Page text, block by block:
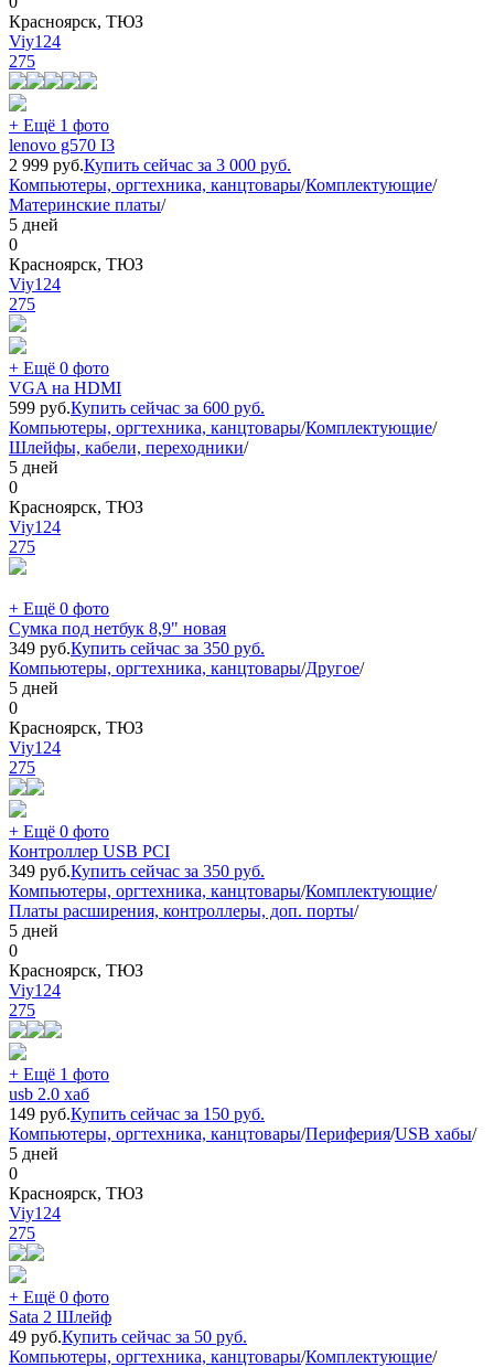
Красноярск, ТЮЗ
Viy124
275
+ Ещё 1 фото
lenovo g570 I3
2 999 руб.Купить сейчас за 3 000 руб.
Компьютеры, оргтехника, канцтовары/Комплектующие/
Материнские платы/
5 дней
0
Красноярск, ТЮЗ
Viy124
275
+ Ещё 0 фото
VGA на HDMI
599 руб.Купить сейчас за 600 руб.
Компьютеры, оргтехника, канцтовары/Комплектующие/
Шлейфы, кабели, переходники/
5 дней
0
Красноярск, ТЮЗ
Viy124
275
+ Ещё 0 фото
Сумка под нетбук 8,9" новая
349 руб.Купить сейчас за 350 руб.
Компьютеры, оргтехника, канцтовары/Другое/
5 дней
0
Красноярск, ТЮЗ
Viy124
275
+ Ещё 0 фото
Контроллер USB PCI
349 руб.Купить сейчас за 350 руб.
Компьютеры, оргтехника, канцтовары/Комплектующие/
Платы расширения, контроллеры, доп. порты/
5 дней
0
Красноярск, ТЮЗ
Viy124
275
+ Ещё 1 фото
usb 2.0 хаб
149 руб.Купить сейчас за 150 руб.
Компьютеры, оргтехника, канцтовары/Периферия/USB хабы/
5 дней
0
Красноярск, ТЮЗ
Viy124
275
+ Ещё 0 фото
Sata 2 Шлейф
49 руб.Купить сейчас за 50 руб.
Компьютеры, оргтехника, канцтовары/Комплектующие/